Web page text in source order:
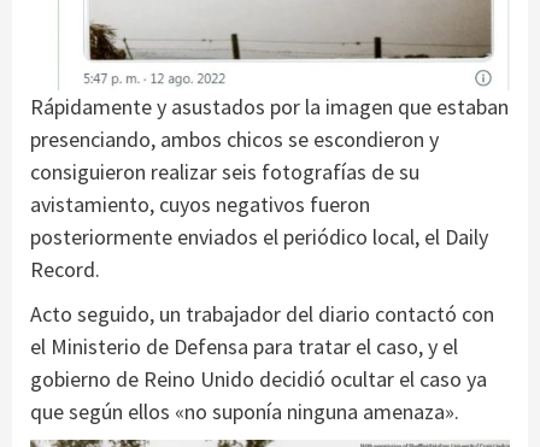
Rápidamente y asustados por la imagen que estaban
presenciando, ambos chicos se escondieron y
consiguieron realizar seis fotografías de su
avistamiento, cuyos negativos fueron
posteriormente enviados el periódico local, el Daily
Record.
Acto seguido, un trabajador del diario contactó con
el Ministerio de Defensa para tratar el caso, y el
gobierno de Reino Unido decidió ocultar el caso ya
que según ellos «no suponía ninguna amenaza».